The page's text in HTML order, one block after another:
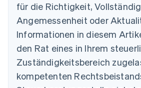
für die Richtigkeit,
Angemessenheit oder
Informationen in diesem
den Rat eines in Ihrem
Zuständigkeitsbereich
kompetenten
Finnland
EnglishSvenska
Frankreich
Français English
Gibraltar
English
Griechenland
English